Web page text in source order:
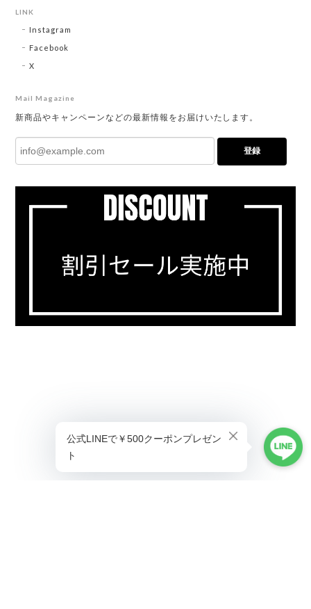
LINK
Instagram
Facebook
X
Mail Magazine
新商品やキャンペーンなどの最新情報をお届けいたします。
登録